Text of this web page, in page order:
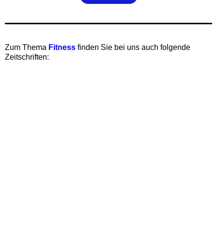
‍Zum Thema Fitness finden Sie bei uns auch folgende
Zeitschriften: